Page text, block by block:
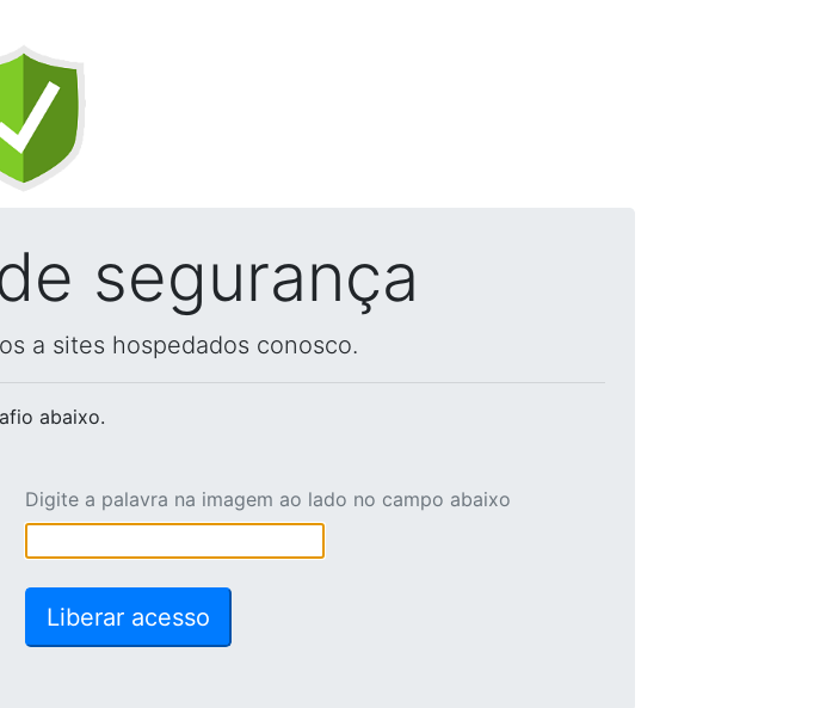
segurança
a sites hospedados conosco.
abaixo.
Digite a palavra na imagem ao lado no campo abaixo